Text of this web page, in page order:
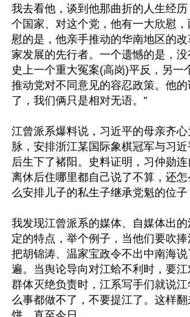
我去看他，谈到他那曲折的人生经
个国家、对这个党，他有一大欣慰
慰的是，他亲手推动的华南地区的改
家发展的先行者。一个遗憾的是，
史上一个重大冤案(高岗)平反，另一
推动党对不同意见的容忍政策。他
了，我们俩只是相对无语。”
江曾派系爆料说，习近平的母亲齐
脉，安排浙江某国际象棋冠军与习
后生下了褚阳。史料证明，习仲勋连
离休后住哪里都自己说了不算，还
么安排儿子的私生子继承党魁的位子
我发现江曾派系的媒体、自媒体出的
定的特点，举个例子，当他们要吹
把胡锦涛、温家宝政令不出中南海
遍。当舆论导向对江蛤不利时，要江
群体灭绝负责时，江系写手们就说
么事都做不了，不要提江了。这样